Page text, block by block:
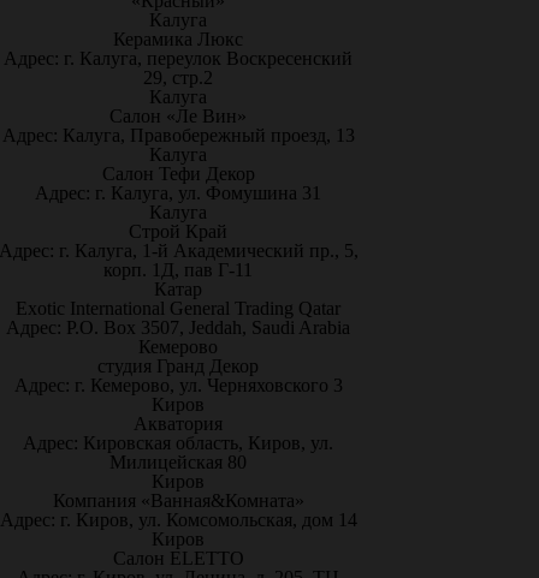
Калуга
Керамика Люкс
Адрес: г. Калуга, переулок Воскресенский
29, стр.2
Калуга
Салон «Ле Вин»
Адрес: Калуга, Правобережный проезд, 13
Калуга
Салон Тефи Декор
Адрес: г. Калуга, ул. Фомушина 31
Калуга
Строй Край
г. Калуга, 1-й Академический пр., 5,
корп. 1Д, пав Г-11
Катар
Exotic International General Trading Qatar
Адрес: P.O. Box 3507, Jeddah, Saudi Arabia
Кемерово
студия Гранд Декор
Адрес: г. Кемерово, ул. Черняховского 3
Киров
Акватория
Адрес: Кировская область, Киров, ул.
Милицейская 80
Киров
Компания «Ванная&Комната»
Адрес: г. Киров, ул. Комсомольская, дом 14
Киров
Салон ELETTO